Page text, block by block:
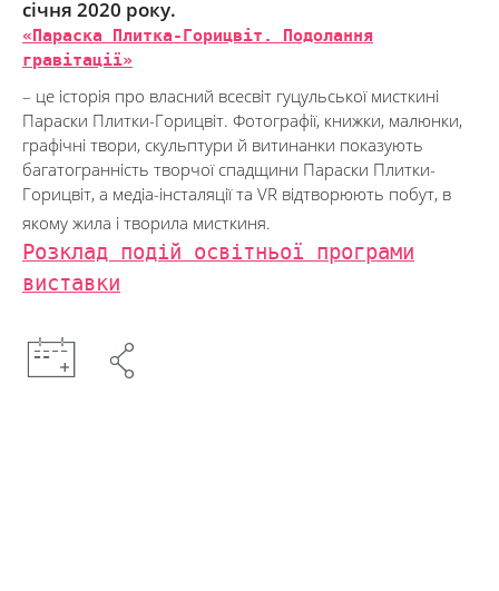
січня 2020 року.
«Параска Плитка-Горицвіт. Подолання
гравітації»
– це історія про власний всесвіт гуцульської мисткині
Параски Плитки-Горицвіт. Фотографії, книжки, малюнки,
графічні твори, скульптури й витинанки показують
багатогранність творчої спадщини Параски Плитки-
Горицвіт, а медіа-інсталяції та VR відтворюють побут, в
якому жила і творила мисткиня.
Розклад подій освітньої програми
виставки